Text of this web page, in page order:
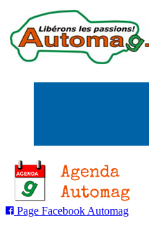
Page Facebook Automag